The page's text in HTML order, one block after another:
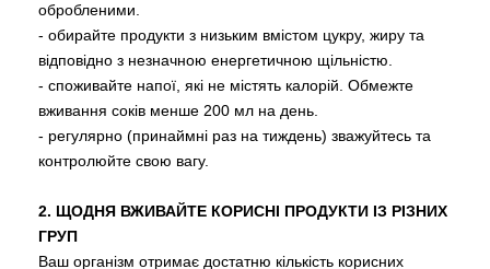
обробленими.
- обирайте продукти з низьким вмістом цукру, жиру та
відповідно з незначною енергетичною щільністю.
- споживайте напої, які не містять калорій. Обмежте
вживання соків менше 200 мл на день.
- регулярно (принаймні раз на тиждень) зважуйтесь та
контролюйте свою вагу.
2. ЩОДНЯ ВЖИВАЙТЕ КОРИСНІ ПРОДУКТИ ІЗ РІЗНИХ
ГРУП
Ваш організм отримає достатню кількість корисних